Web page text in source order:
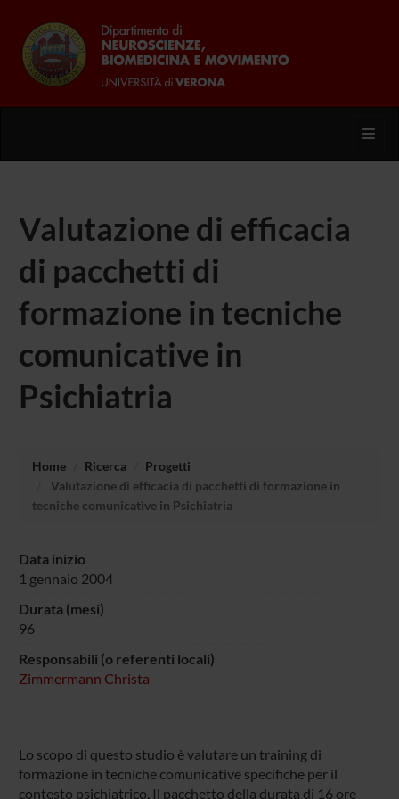
Valutazione di efficacia
di pacchetti di
formazione in tecniche
comunicative in
Psichiatria
Home Ricerca
Progetti
Valutazione di efficacia di pacchetti di formazione in
tecniche comunicative in Psichiatria
Data inizio
1 gennaio 2004
Durata (mesi)
96
Responsabili (o referenti locali)
Zimmermann Christa
Lo scopo di questo studio è valutare un training di
formazione in tecniche comunicative specifiche per il
contesto psichiatrico. Il pacchetto della durata di 16 ore